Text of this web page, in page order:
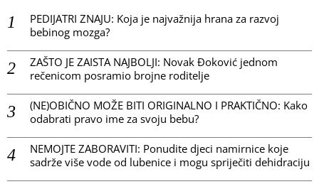
PEDIJATRI ZNAJU: Koja je najvažnija hrana za razvoj
bebinog mozga?
ZAŠTO JE ZAISTA NAJBOLJI: Novak Đoković jednom
rečenicom posramio brojne roditelje
(NE)OBIČNO MOŽE BITI ORIGINALNO I PRAKTIČNO: Kako
odabrati pravo ime za svoju bebu?
NEMOJTE ZABORAVITI: Ponudite djeci namirnice koje
sadrže više vode od lubenice i mogu spriječiti dehidraciju